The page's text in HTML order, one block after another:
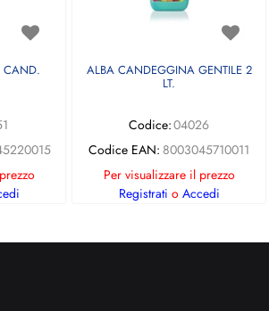
CAND. ALBA CANDEGGINA GENTILE 2
LT.
Codice:04026
Codice EAN: 8003045710011
Per visualizzare il prezzo
Registrati o Accedi